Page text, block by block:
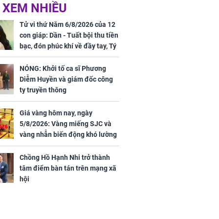
ở tuổi 20 của
Phi sau
thuật gây
NÓNG: Khởi tố ca sĩ
Phương Diễm Huyền
và giám đốc công ty
truyền thông
nữ diễn viên
tai nạn,
50 mũi
NHIỀU
Tử vi thứ Năm 6/8/2026 của 12
con giáp: Dần - Tuất bội thu tiền
bạc, đón phúc khí về đầy tay, Tý
- Mão công việc khó khăn, tiền
bạc đội nón ra đi
NÓNG: Khởi tố ca sĩ Phương
Diễm Huyền và giám đốc công
ty truyền thông
Giá vàng hôm nay, ngày
5/8/2026: Vàng miếng SJC và
vàng nhẫn biến động khó lường
Chồng Hồ Hạnh Nhi trở thành
tâm điểm bàn tán trên mạng xã
hội